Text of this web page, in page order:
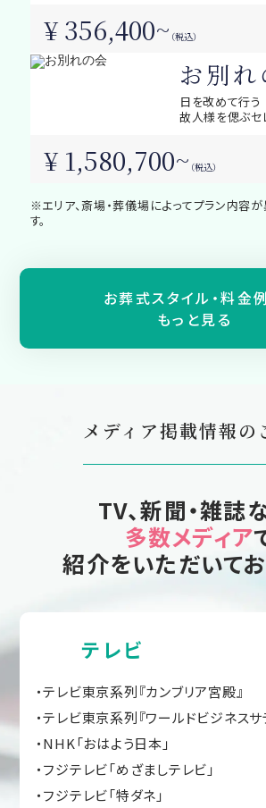
¥ 356,400~ （税込）
お別れ
日を改めて行う
故人様を偲ぶセ
¥ 1,580,700~ （税込）
※エリア、斎場・葬儀場によってプラン内容
す。
お葬式スタイル・料金
もっと見る
メディア掲載情報の
TV、新聞・雑誌な
多数メディア
紹介をいただいてお
テレビ
テレビ東京系列『カンブリア宮殿』
テレビ東京系列『ワールドビジネスサ
NHK「おはよう日本」
フジテレビ「めざましテレビ」
フジテレビ「特ダネ」